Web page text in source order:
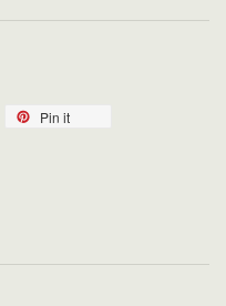
Pin it